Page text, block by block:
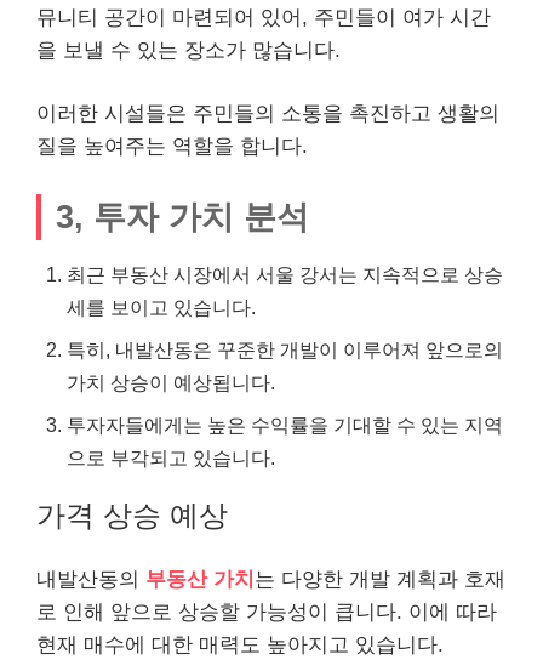
뮤니티 공간이 마련되어 있어, 주민들이 여가 시간
을 보낼 수 있는 장소가 많습니다.
이러한 시설들은 주민들의 소통을 촉진하고 생활의
질을 높여주는 역할을 합니다.
3, 투자 가치 분석
최근 부동산 시장에서 서울 강서는 지속적으로 상승
세를 보이고 있습니다.
특히, 내발산동은 꾸준한 개발이 이루어져 앞으로의
가치 상승이 예상됩니다.
투자자들에게는 높은 수익률을 기대할 수 있는 지역
으로 부각되고 있습니다.
가격 상승 예상
내발산동의 부동산 가치 는 다양한 개발 계획과 호재
로 인해 앞으로 상승할 가능성이 큽니다. 이에 따라
현재 매수에 대한 매력도 높아지고 있습니다.